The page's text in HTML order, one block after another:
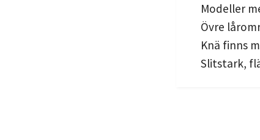
Modeller
Övre
Knä finns
Slitstark,